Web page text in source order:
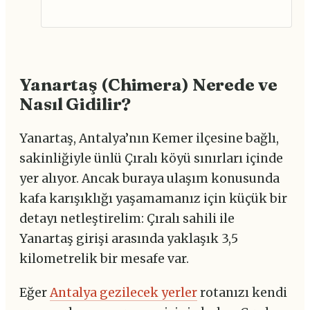
Yanartaş (Chimera) Nerede ve
Nasıl Gidilir?
Yanartaş, Antalya’nın Kemer ilçesine bağlı,
sakinliğiyle ünlü Çıralı köyü sınırları içinde
yer alıyor. Ancak buraya ulaşım konusunda
kafa karışıklığı yaşamamanız için küçük bir
detayı netleştirelim: Çıralı sahili ile
Yanartaş girişi arasında yaklaşık 3,5
kilometrelik bir mesafe var.
EğerAntalya gezilecek yerlerrotanızı kendi